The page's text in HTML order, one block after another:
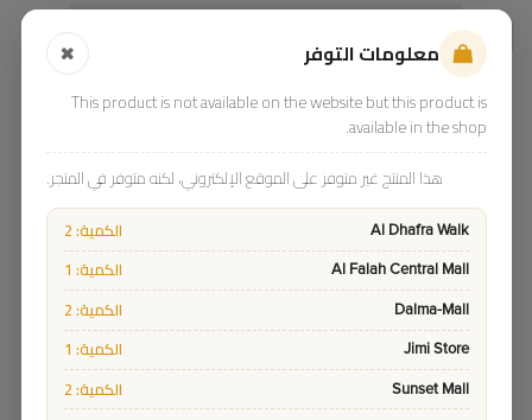
معلومات التوفر
This product is not available on the website but this product is
available in the shop.
هذا المنتج غير متوفر على الموقع الإلكتروني، لكنه متوفر في المتجر.
Al Dhafra Walk الكمية: 2
Al Falah Central Mall الكمية: 1
Dalma-Mall الكمية: 2
Jimi Store الكمية: 1
Sunset Mall الكمية: 2